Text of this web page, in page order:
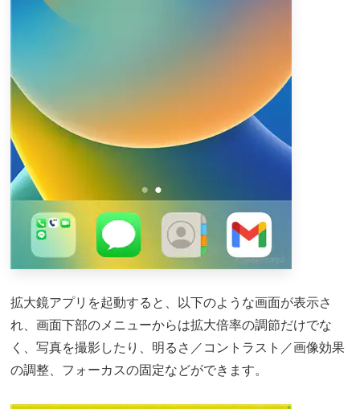
拡大鏡アプリを起動すると、以下のような画面が表示さ
れ、画面下部のメニューからは拡大倍率の調節だけでな
く、写真を撮影したり、明るさ／コントラスト／画像効果
の調整、フォーカスの固定などができます。